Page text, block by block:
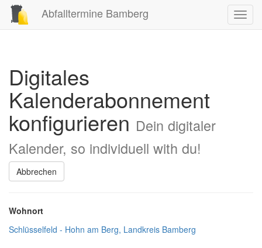
Abfalltermine Bamberg
Digitales
Kalenderabonnement
konfigurieren Dein digitaler
Kalender, so individuell with du!
Abbrechen
Wohnort
Schlüsselfeld - Hohn am Berg, Landkreis Bamberg